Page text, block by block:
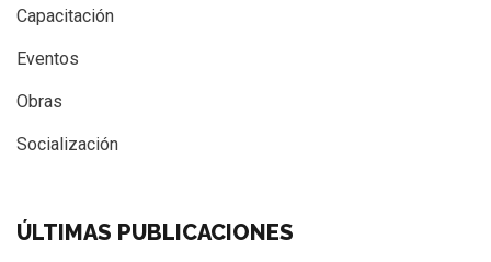
Capacitación
Eventos
Obras
Socialización
ÚLTIMAS PUBLICACIONES